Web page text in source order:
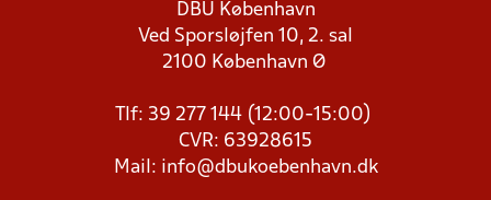
DBU København
Ved Sporsløjfen 10, 2. sal
2100 København Ø
Tlf: 39 277 144 (12:00-15:00)
CVR: 63928615
Mail: info@dbukoebenhavn.dk